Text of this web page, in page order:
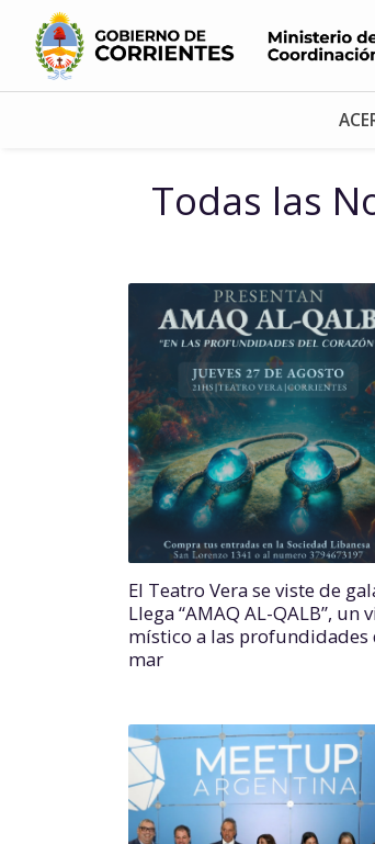
Todas las
El Teatro Vera se viste de
Llega “AMAQ AL-QALB”, un
místico a las profundidades
mar